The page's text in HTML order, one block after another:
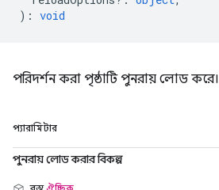
) : void
পরিদর্শন করা পৃষ্ঠাটি পুনরায় লোড করে।
প্যারামিটার
পুনরায় লোড করার বিকল্প